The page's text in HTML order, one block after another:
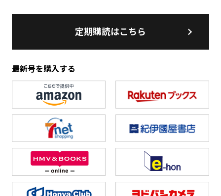
定期購読はこちら
最新号を購入する